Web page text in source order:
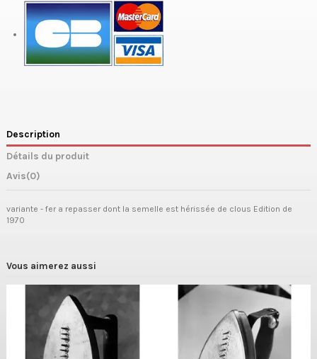
Description
Détails du produit
Avis(0)
variante - fer a repasser dont la semelle est hérissée de clous Edition de
1970
Vous aimerez aussi